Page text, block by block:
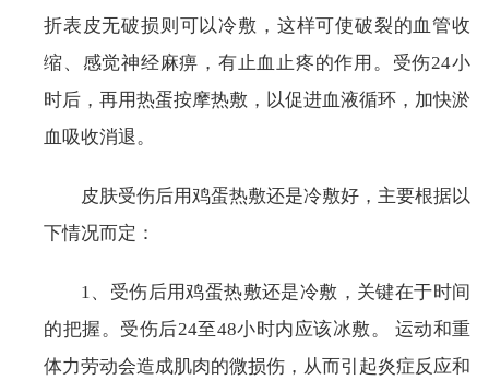
折表皮无破损则可以冷敷，这样可使破裂的血管收
缩、感觉神经麻痹，有止血止疼的作用。受伤24小
时后，再用热蛋按摩热敷，以促进血液循环，加快淤
血吸收消退。
皮肤受伤后用鸡蛋热敷还是冷敷好，主要根据以
下情况而定：
1、受伤后用鸡蛋热敷还是冷敷，关键在于时间
的把握。受伤后24至48小时内应该冰敷。 运动和重
体力劳动会造成肌肉的微损伤，从而引起炎症反应和